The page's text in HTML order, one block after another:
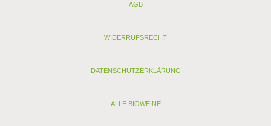
AGB
WIDERRUFSRECHT
DATENSCHUTZERKLÄRUNG
ALLE BIOWEINE